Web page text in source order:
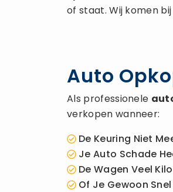
of staat. Wij komen
Auto
Als professionele
verkopen wanneer:
De Keuring Niet
Je Auto Schade
De Wagen Veel
Of Je Gewoon